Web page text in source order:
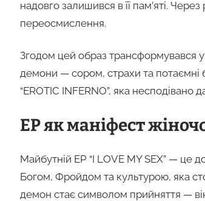
надовго залишився в її пам’яті.
переосмислення.
Згодом цей образ трансформувався у
демони — сором, страхи та потаємні
“EROTIC INFERNO”, яка несподівано
EP як маніфест
Майбутній EP “I LOVE MY SEX” — це
Богом, Фройдом та культурою, яка
демон стає символом прийняття —